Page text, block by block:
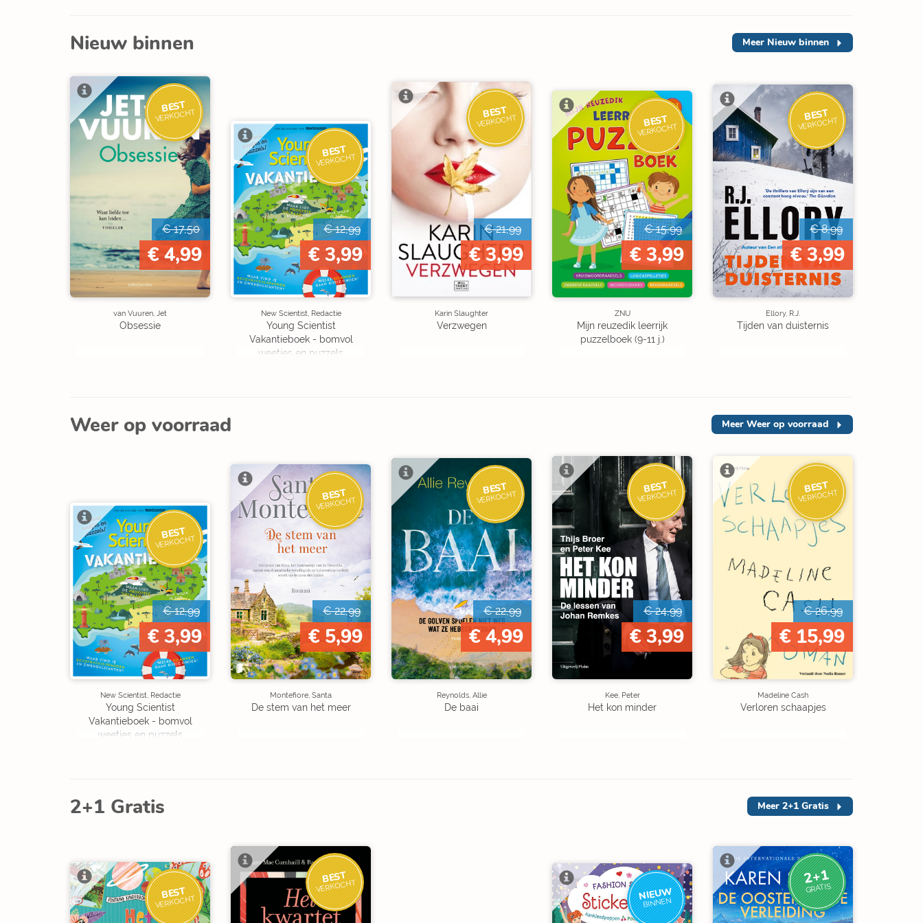
Nieuw binnen Meer Nieuw binnen
BEST
VERKOCHT
€ 17,50
€ 4,99
van Vuuren, Jet
Obsessie
BEST
VERKOCHT
€ 12,99
€ 3,99
New Scientist, Redactie
Young Scientist
Vakantieboek - bomvol
weetjes en puzzels
BEST
VERKOCHT
€ 21,99
€ 3,99
Karin Slaughter
Verzwegen
BEST
VERKOCHT
€ 15,99
€ 3,99
ZNU
Mijn reuzedik leerrijk
puzzelboek (9-11 j.)
BEST
VERKOCHT
€ 8,99
€ 3,99
Ellory, R.J.
Tijden van duisternis
Weer op voorraad Meer Weer op voorraad
BEST
VERKOCHT
€ 12,99
€ 3,99
New Scientist, Redactie
Young Scientist
Vakantieboek - bomvol
weetjes en puzzels
BEST
VERKOCHT
€ 22,99
€ 5,99
Montefiore, Santa
De stem van het meer
BEST
VERKOCHT
€ 22,99
€ 4,99
Reynolds, Allie
De baai
BEST
VERKOCHT
€ 24,99
€ 3,99
Kee, Peter
Het kon minder
BEST
VERKOCHT
€ 26,99
€ 15,99
Madeline Cash
Verloren schaapjes
2+1 Gratis Meer 2+1 Gratis
BEST
VERKOCHT
BEST
VERKOCHT NIEUW
BINNEN
2+1
GRATIS